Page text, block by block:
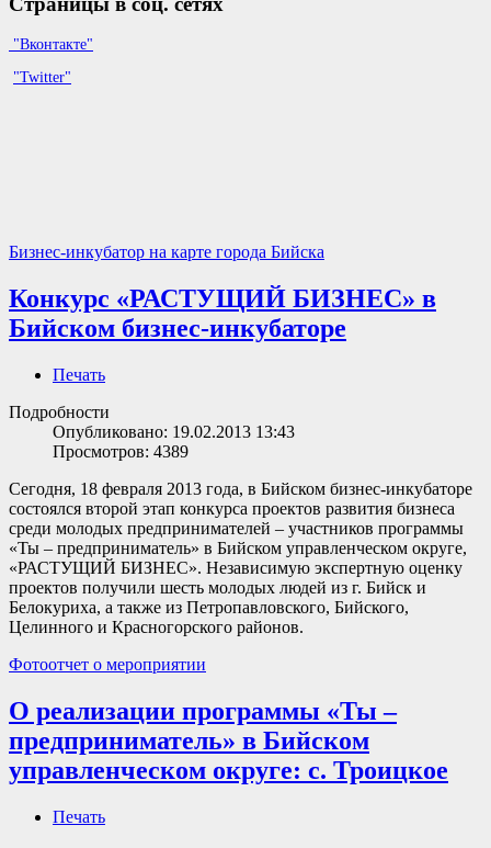
"Вконтакте"
"Twitter"
Бизнес-инкубатор на карте города Бийска
Конкурс «РАСТУЩИЙ БИЗНЕС» в
Бийском бизнес-инкубаторе
Печать
Подробности
Опубликовано: 19.02.2013 13:43
Просмотров: 4389
Сегодня, 18 февраля 2013 года, в Бийском бизнес-инкубаторе
состоялся второй этап конкурса проектов развития бизнеса
среди молодых предпринимателей – участников программы
«Ты – предприниматель» в Бийском управленческом округе,
«РАСТУЩИЙ БИЗНЕС». Независимую экспертную оценку
проектов получили шесть молодых людей из г. Бийск и
Белокуриха, а также из Петропавловского, Бийского,
Целинного и Красногорского районов.
Фотоотчет о мероприятии
О реализации программы «Ты –
предприниматель» в Бийском
управленческом округе: с. Троицкое
Печать